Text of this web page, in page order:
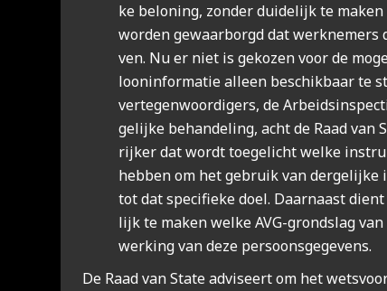
ke belo­ning, zon­der dui­de­lijk te
wor­den gewaar­borgd dat
ven. Nu er niet is geko­zen voor de
loon­in­for­ma­tie alleen beschik­baar te
ver­te­gen­woor­di­gers, de
gelij­ke behan­de­ling, acht de Raad van
rij­ker dat wordt toe­ge­licht wel­ke
heb­ben om het gebruik van
tot dat spe­ci­fie­ke doel. Daar­naast
lijk te maken wel­ke AVG-grond­slag
wer­king van deze per­soons­ge­ge­vens.
De Raad van Sta­te advi­seert om het